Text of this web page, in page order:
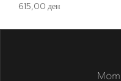
615,00 ден